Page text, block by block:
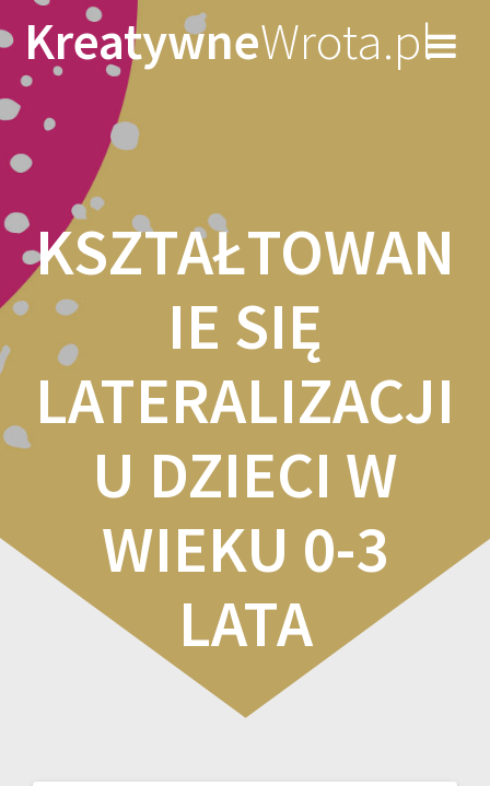
to
content
KreatywneWrota.pl
KSZTAŁTOWAN
IE SIĘ
LATERALIZACJI
U DZIECI W
WIEKU 0-3
LATA